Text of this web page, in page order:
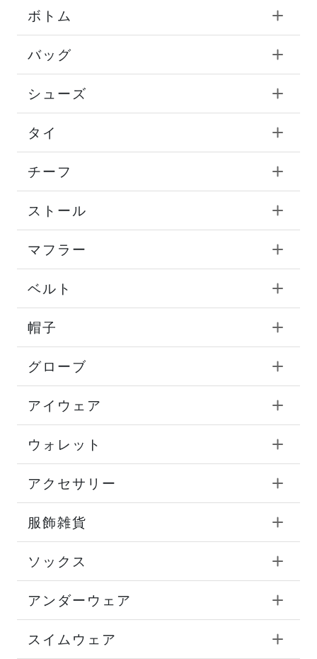
ボトム
バッグ
シューズ
タイ
チーフ
ストール
マフラー
ベルト
帽子
グローブ
アイウェア
ウォレット
アクセサリー
服飾雑貨
ソックス
アンダーウェア
スイムウェア